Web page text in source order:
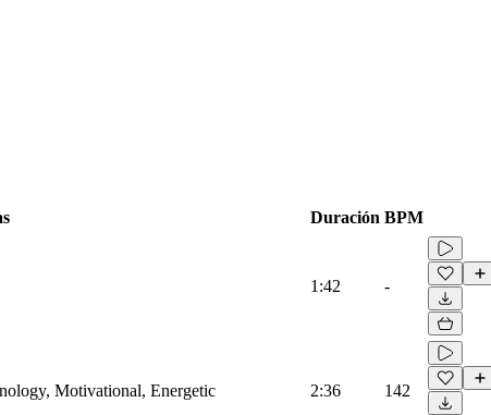
Duración BPM
1:42 -
Motivational, Energetic 2:36 142